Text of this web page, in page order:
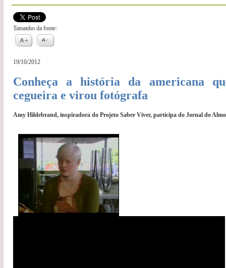
Tamanho da fonte:
19/10/2012
Conheça a história da americana
cegueira e virou fotógrafa
Amy Hildebrand, inspiradora do Projeto Saber Viver, participa do Jornal do